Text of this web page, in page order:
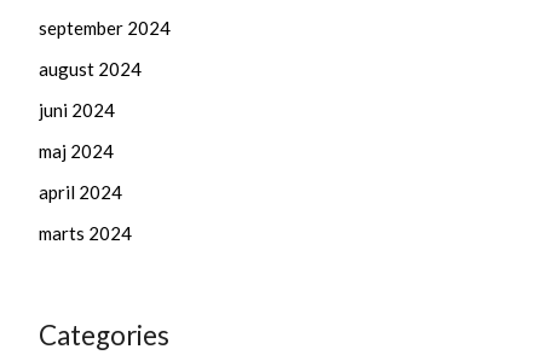
september 2024
august 2024
juni 2024
maj 2024
april 2024
marts 2024
Categories